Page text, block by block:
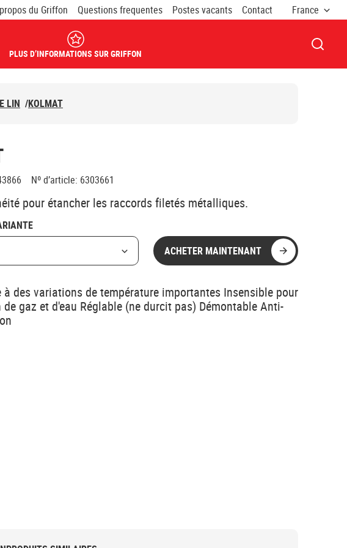
du Griffon Questions frequentes Postes vacants Contact France
PLUS D’INFORMATIONS SUR GRIFFON
LIN /KOLMAT
Nº d’article: 6303661
pour étancher les raccords filetés métalliques.
ACHETER MAINTENANT
à des variations de température importantes Insensible pour
gaz et d'eau Réglable (ne durcit pas) Démontable Anti-